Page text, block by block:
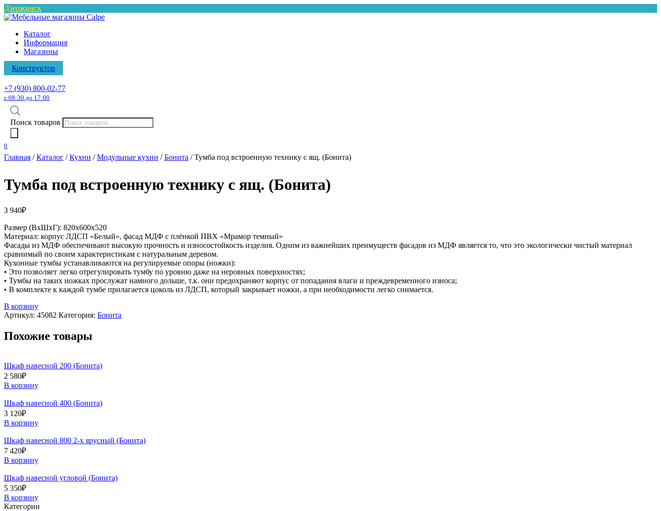
Дзержинск
Каталог
Информация
Магазины
Конструктор
+7 (930) 800-02-77
с 08:30 до 17:00
Поиск товаров
0
Главная /Каталог /Кухни /Модульные кухни /Бонита / Тумба под встроенную технику с ящ. (Бонита)
Тумба под встроенную технику с ящ. (Бонита)
3 940₽
Размер (ВхШхГ): 820х600х520
Материал: корпус ЛДСП «Белый», фасад МДФ с плёнкой ПВХ «Мрамор темный»
Фасады из МДФ обеспечивают высокую прочность и износостойкость изделия. Одним из важнейших преимуществ фасадов из МДФ является то, что это экологически чистый материал
сравнимый по своим характеристикам с натуральным деревом.
Кухонные тумбы устанавливаются на регулируемые опоры (ножки):
• Это позволяет легко отрегулировать тумбу по уровню даже на неровных поверхностях;
• Тумбы на таких ножках прослужат намного дольше, т.к. они предохраняют корпус от попадания влаги и преждевременного износа;
• В комплекте к каждой тумбе прилагается цоколь из ЛДСП, который закрывает ножки, а при необходимости легко снимается.
В корзину
Артикул: 45082 Категория: Бонита
Похожие товары
Шкаф навесной 200 (Бонита)
2 580₽
В корзину
Шкаф навесной 400 (Бонита)
3 120₽
В корзину
Шкаф навесной 800 2-х ярусный (Бонита)
7 420₽
В корзину
Шкаф навесной угловой (Бонита)
5 350₽
В корзину
Категории